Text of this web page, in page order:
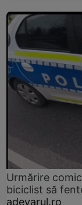
Urmărire
biciclist să
adevarul.ro